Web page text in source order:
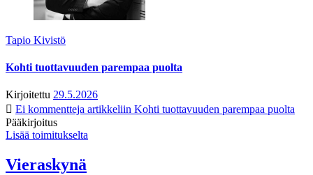
Tapio Kivistö
Kohti tuottavuuden parempaa puolta
Kirjoitettu 29.5.2026
Ei kommentteja artikkeliin Kohti tuottavuuden parempaa puolta
Pääkirjoitus
Lisää toimitukselta
Vieraskynä